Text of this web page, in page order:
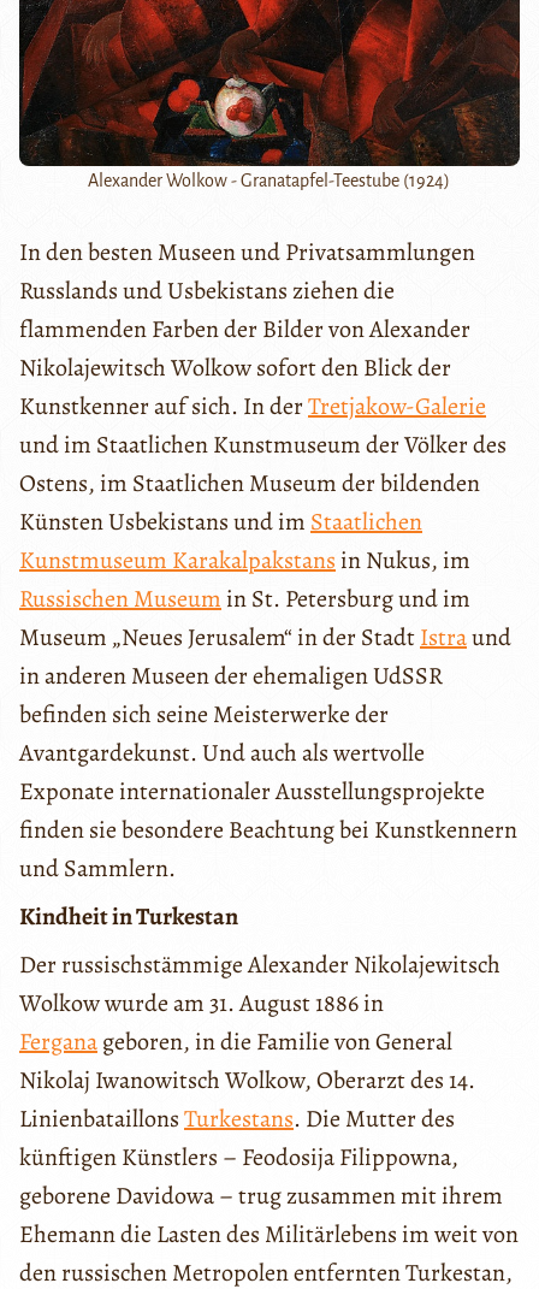
Alexander Wolkow - Granatapfel-Teestube (1924)
In den besten Museen und Privatsammlungen
Russlands und Usbekistans ziehen die
flammenden Farben der Bilder von Alexander
Nikolajewitsch Wolkow sofort den Blick der
Kunstkenner auf sich. In derTretjakow-Galerie
und im Staatlichen Kunstmuseum der Völker des
Ostens, im Staatlichen Museum der bildenden
Künsten Usbekistans und im Staatlichen
Kunstmuseum Karakalpakstans in Nukus, im
Russischen Museum in St. Petersburg und im
Museum „Neues Jerusalem“ in der StadtIstraund
in anderen Museen der ehemaligen UdSSR
befinden sich seine Meisterwerke der
Avantgardekunst. Und auch als wertvolle
Exponate internationaler Ausstellungsprojekte
finden sie besondere Beachtung bei Kunstkennern
und Sammlern.
Kindheit in Turkestan
Der russischstämmige Alexander Nikolajewitsch
Wolkow wurde am 31. August 1886 in
Ferganageboren, in die Familie von General
Nikolaj Iwanowitsch Wolkow, Oberarzt des 14.
LinienbataillonsTurkestans. Die Mutter des
künftigen Künstlers – Feodosija Filippowna,
geborene Davidowa – trug zusammen mit ihrem
Ehemann die Lasten des Militärlebens im weit von
den russischen Metropolen entfernten Turkestan,